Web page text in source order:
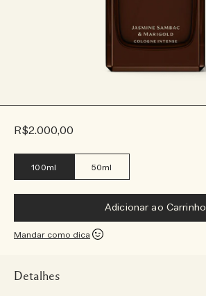
R$2.000,00
100ml 50ml
Adicionar ao Carrinho
Mandar como dica
Detalhes